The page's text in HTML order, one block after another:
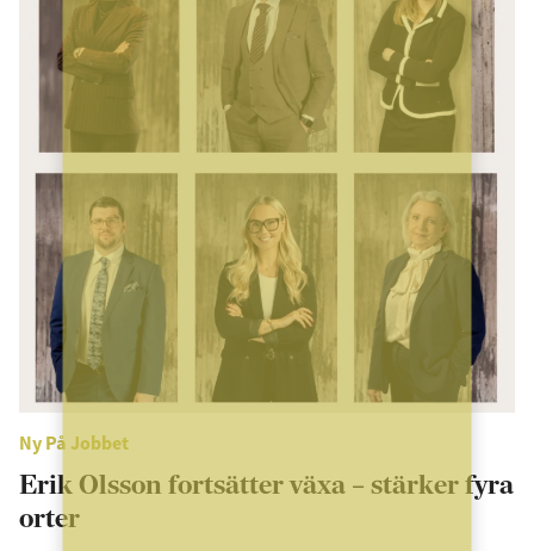
Ny På Jobbet
Erik Olsson fortsätter växa – stärker fyra
orter